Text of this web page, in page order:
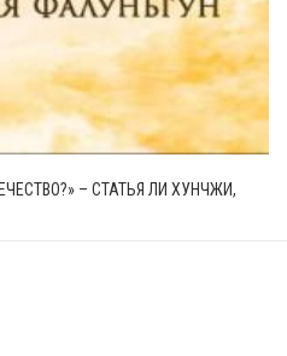
– СТАТЬЯ ЛИ ХУНЧЖИ,